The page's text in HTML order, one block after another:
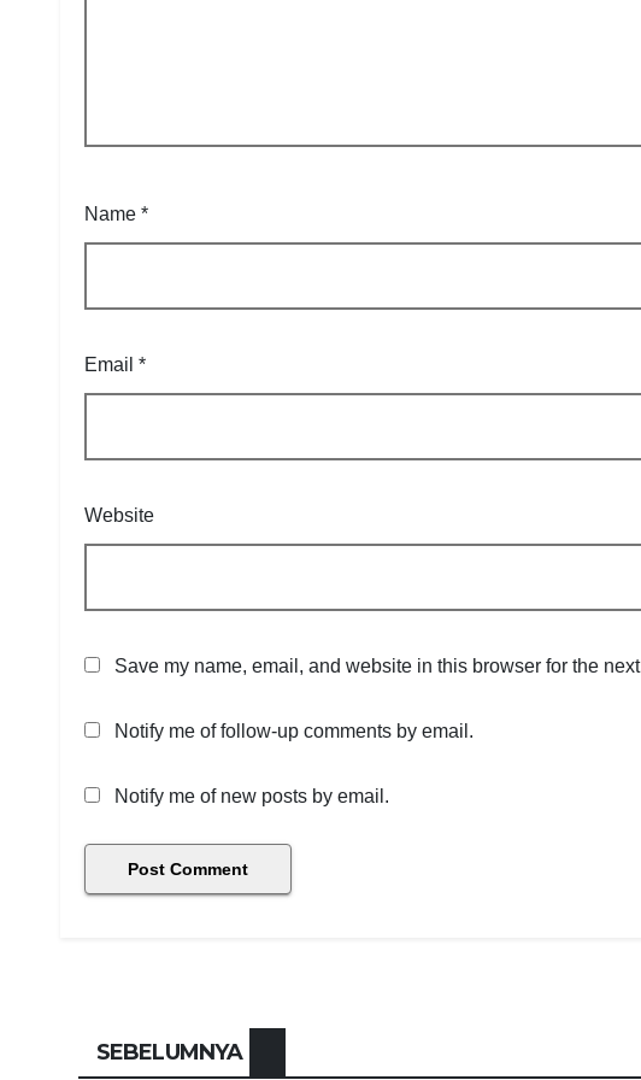
Name *
Email *
Website
Save my name, email, and website in this browser for the
Notify me of follow-up comments by email.
Notify me of new posts by email.
SEBELUMNYA